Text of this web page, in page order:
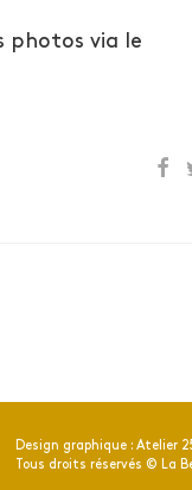
photos via le
Design graphique : Atelier
Tous droits réservés © La